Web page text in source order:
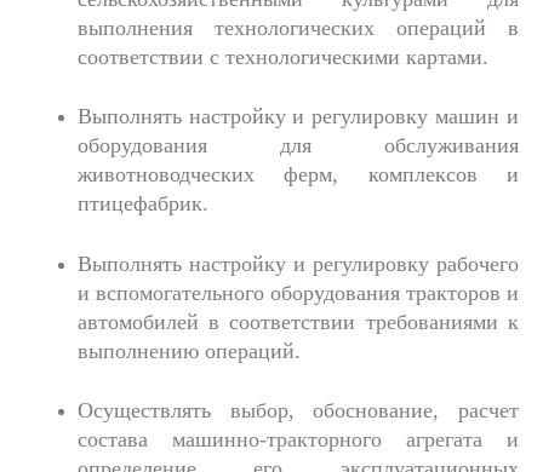
выполнения технологических операций в
соответствии с технологическими картами.
Выполнять настройку и регулировку машин и
оборудования для обслуживания
животноводческих ферм, комплексов и
птицефабрик.
Выполнять настройку и регулировку рабочего
и вспомогательного оборудования тракторов и
автомобилей в соответствии требованиями к
выполнению операций.
Осуществлять выбор, обоснование, расчет
состава машинно-тракторного агрегата и